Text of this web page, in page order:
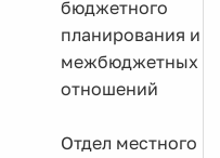
бюджетного
планирования и
межбюджетных
отношений
Отдел местного